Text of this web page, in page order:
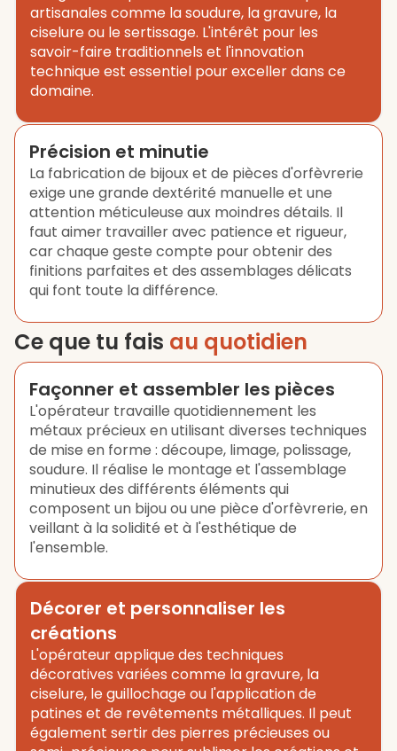
artisanales comme la soudure, la gravure, la
ciselure ou le sertissage. L'intérêt pour les
savoir-faire traditionnels et l'innovation
technique est essentiel pour exceller dans ce
domaine.
Précision et minutie
La fabrication de bijoux et de pièces d'orfèvrerie
exige une grande dextérité manuelle et une
attention méticuleuse aux moindres détails. Il
faut aimer travailler avec patience et rigueur,
car chaque geste compte pour obtenir des
finitions parfaites et des assemblages délicats
qui font toute la différence.
Ce que tu fais au quotidien
Façonner et assembler les pièces
L'opérateur travaille quotidiennement les
métaux précieux en utilisant diverses techniques
de mise en forme : découpe, limage, polissage,
soudure. Il réalise le montage et l'assemblage
minutieux des différents éléments qui
composent un bijou ou une pièce d'orfèvrerie, en
veillant à la solidité et à l'esthétique de
l'ensemble.
Décorer et personnaliser les
créations
L'opérateur applique des techniques
décoratives variées comme la gravure, la
ciselure, le guillochage ou l'application de
patines et de revêtements métalliques. Il peut
également sertir des pierres précieuses ou